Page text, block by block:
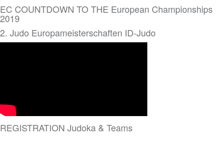
EC COUNTDOWN TO THE European Championships
2019
2. Judo Europameisterschaften ID-Judo
REGISTRATION Judoka & Teams